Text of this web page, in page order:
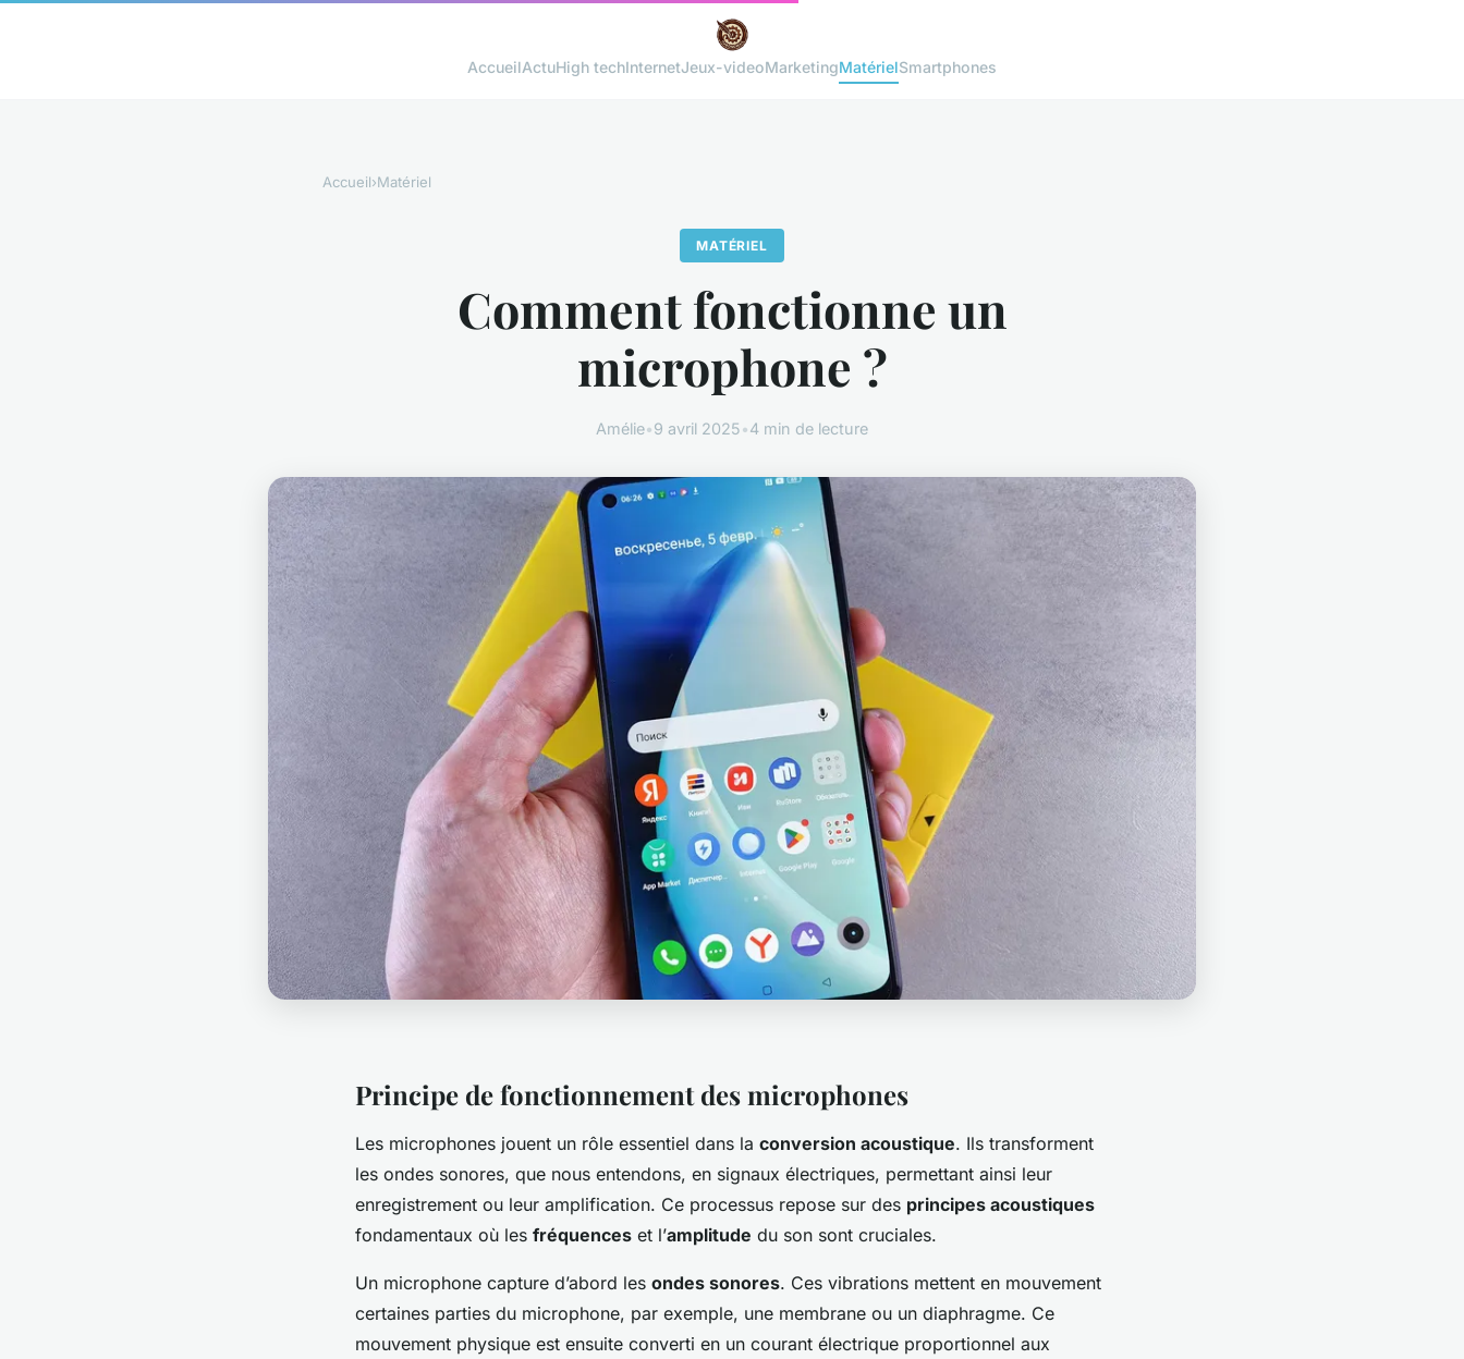
AccueilActuHigh techInternetJeux-videoMarketingMatérielSmartphones
Accueil›Matériel
MATÉRIEL
Comment fonctionne un
microphone ?
Amélie•9 avril 2025•4 min de lecture
Principe de fonctionnement des microphones
Les microphones jouent un rôle essentiel dans la conversion acoustique. Ils transforment
les ondes sonores, que nous entendons, en signaux électriques, permettant ainsi leur
enregistrement ou leur amplification. Ce processus repose sur des principes acoustiques
fondamentaux où les fréquences et l’amplitude du son sont cruciales.
Un microphone capture d’abord les ondes sonores. Ces vibrations mettent en mouvement
certaines parties du microphone, par exemple, une membrane ou un diaphragme. Ce
mouvement physique est ensuite converti en un courant électrique proportionnel aux